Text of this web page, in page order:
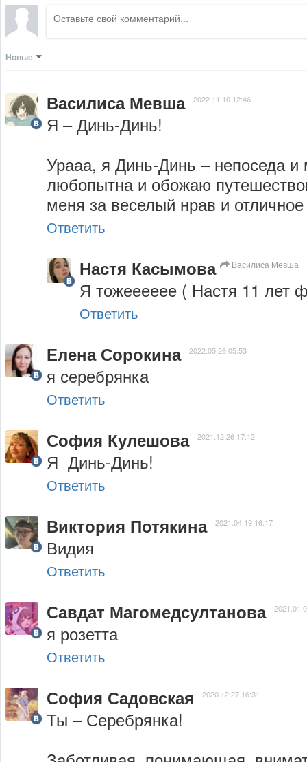
Новые
Василиса Мевша 2022.11.10 12:46
Я – Динь-Динь!
Урааа, я Динь-Динь – непоседа
любопытна и обожаю
меня за веселый нрав и
Ответить
Настя Касымова Василиса Мевша
Я тожееееее ( Настя 11 лет
Ответить
Елена Сорокина 2022.05.26 05:53
я серебрянка
Ответить
София Кулешова 2021.12.26 17:12
Я  Динь-Динь!
Ответить
Виктория Потякина 2021.04.19 16:17
Видия
Ответить
Савдат Магомедсултанова
я розетта
Ответить
София Садовская 2020.12.27 16:31
Ты – Серебрянка!